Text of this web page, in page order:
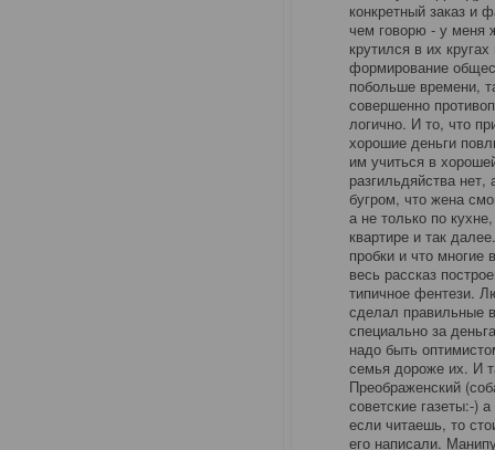
конкретный заказ и
чем говорю - у меня
крутился в их
формирование
побольше времени,
совершенно
логично. И то, что
хорошие деньги
им учиться в
разгильдяйства
бугром, что жена
а не только по
квартире и так
пробки и что
весь рассказ
типичное фентези.
сделал правильные
специально за
надо быть
семья дороже их. И
Преображенский
советские газеты:-)
если читаешь, то
его написали.